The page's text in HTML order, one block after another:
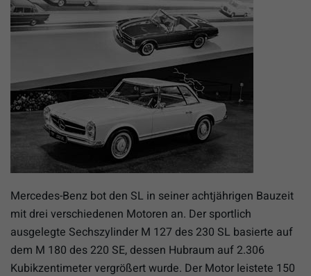
Mercedes-Benz bot den SL in seiner achtjährigen Bauzeit
mit drei verschiedenen Motoren an. Der sportlich
ausgelegte Sechszylinder M 127 des 230 SL basierte auf
dem M 180 des 220 SE, dessen Hubraum auf 2.306
Kubikzentimeter vergrößert wurde. Der Motor leistete 150